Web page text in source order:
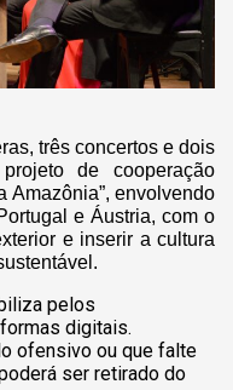
três concertos e dois
de cooperação
Amazônia”, envolvendo
e Áustria, com o
e inserir a cultura
pelos
digitais.
ofensivo ou que falte
ser retirado do